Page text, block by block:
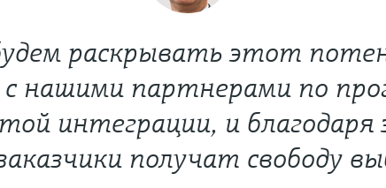
раскрывать этот
нашими партнерами по
интеграции, и благодаря
получат свободу